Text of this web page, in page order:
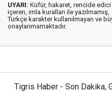
UYARI: Küfür, hakaret, rencide edici
içeren, imla kuralları ile yazılmamış,
Türkçe karakter kullanılmayan ve
onaylanmamaktadır.
Tigris Haber - Son Dakika,